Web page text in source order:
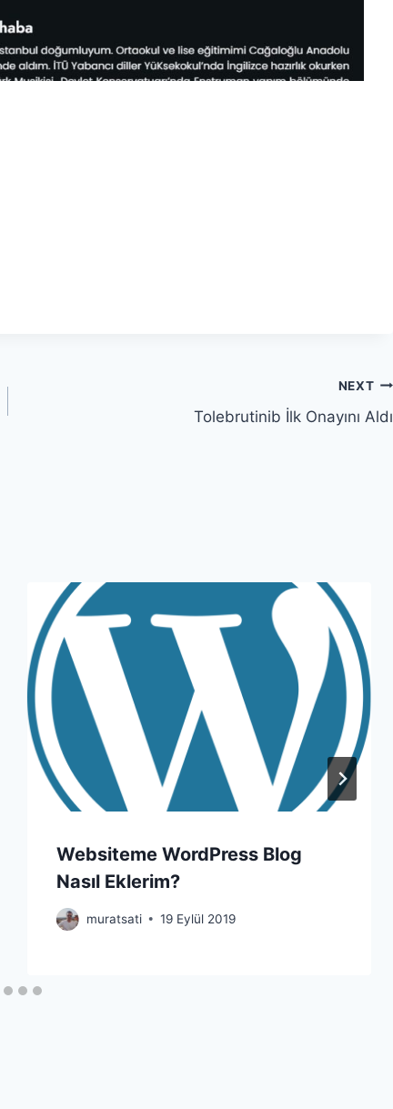
NEXT
Tolebrutinib İlk Onayını Aldı
Websiteme WordPress Blog
Nasıl Eklerim?
muratsati 19 Eylül 2019